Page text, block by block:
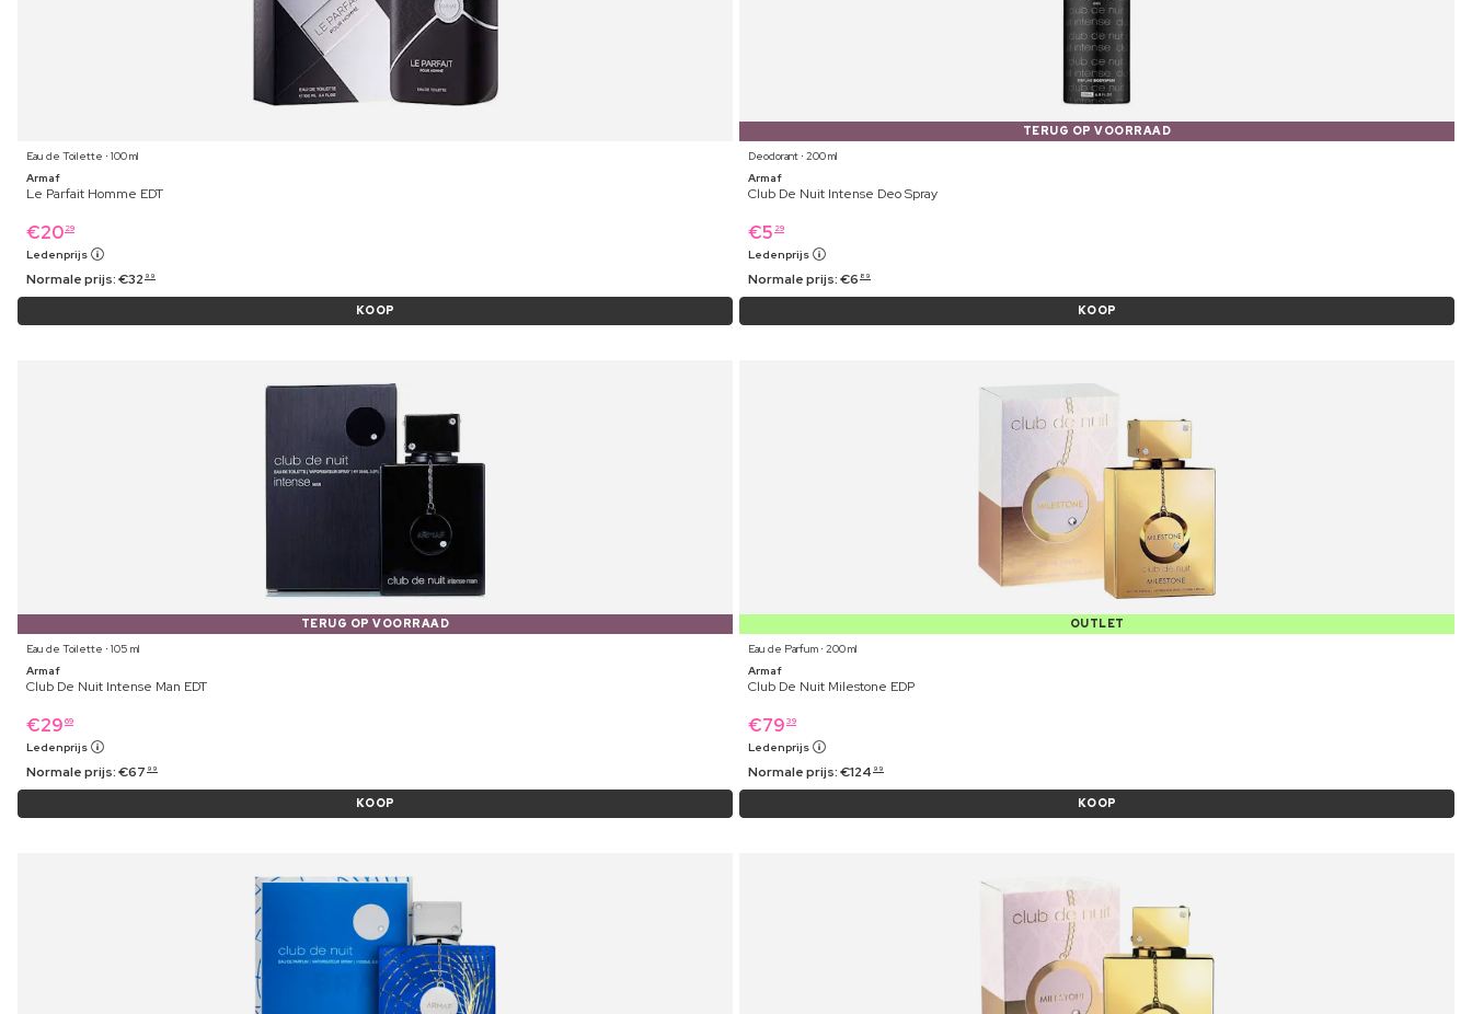
Eau de Toilette ⋅ 100 ml
Armaf
Le Parfait Homme EDT
€20 29
Ledenprijs
Normale prijs:€32 99
KOOP
TERUG OP VOORRAAD
Deodorant ⋅ 200 ml
Armaf
Club De Nuit Intense Deo Spray
€5 29
Ledenprijs
Normale prijs:€6 89
KOOP
TERUG OP VOORRAAD
Eau de Toilette ⋅ 105 ml
Armaf
Club De Nuit Intense Man EDT
€29 69
Ledenprijs
Normale prijs:€67 99
KOOP
OUTLET
Eau de Parfum ⋅ 200 ml
Armaf
Club De Nuit Milestone EDP
€79 39
Ledenprijs
Normale prijs:€124 99
KOOP